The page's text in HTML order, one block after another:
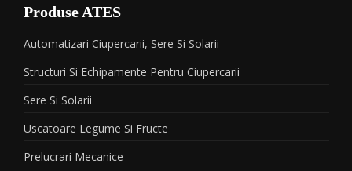
Produse ATES
Automatizari Ciupercarii, Sere Si Solarii
Structuri Si Echipamente Pentru Ciupercarii
Sere Si Solarii
Uscatoare Legume Si Fructe
Prelucrari Mecanice